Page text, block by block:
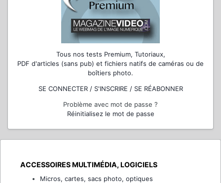
Tous nos tests Premium, Tutoriaux,
PDF d'articles (sans pub) et fichiers natifs de caméras ou de
boîtiers photo.
SE CONNECTER / S'INSCRIRE / SE RÉABONNER
Problème avec mot de passe ?
Réinitialisez le mot de passe
ACCESSOIRES MULTIMÉDIA, LOGICIELS
Micros, cartes, sacs photo, optiques